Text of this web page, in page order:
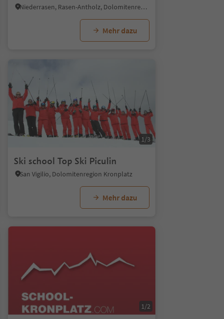
Niederrasen, Rasen-Antholz, Dolomitenregion Kronplatz
Mehr dazu
1/5 1/3
Ski school Top Ski Piculin
San Vigilio, Dolomitenregion Kronplatz
Mehr dazu
1/5 1/2